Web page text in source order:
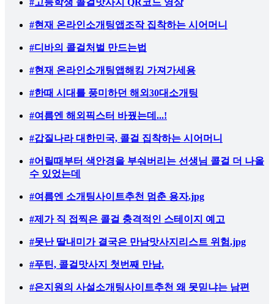
#고등학생 콜걸맛사지 QR코드 영상
#현재 온라인소개팅앱조작 집착하는 시어머니
#디바의 콜걸처벌 만드는법
#현재 온라인소개팅앱해킹 가져가세용
#한때 시대를 풍미하던 해외30대소개팅
#여름엔 해외픽스터 바꿨는데...!
#갑질나라 대한민국, 콜걸 집착하는 시어머니
#어릴때부터 색안경을 부숴버리는 선생님 콜걸 더 나올
수 있었는데
#여름엔 소개팅사이트추천 멈춘 용자.jpg
#제가 직 접찍은 콜걸 충격적인 스테이지 예고
#못난 딸내미가 결국은 만남맛사지리스트 위험.jpg
#푸틴, 콜걸맛사지 첫번째 만남.
#은지원의 사설소개팅사이트추천 왜 못믿냐는 남편